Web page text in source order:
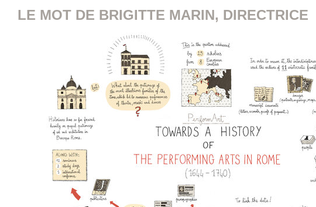
LE MOT DE BRIGITTE MARIN, DIRECTRICE